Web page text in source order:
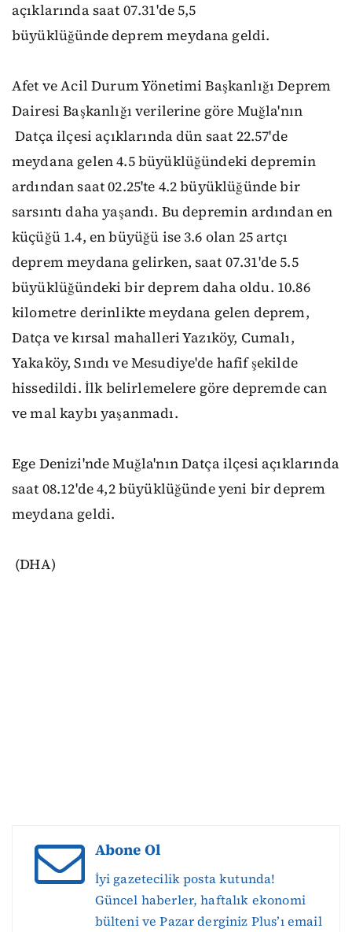
açıklarında saat 07.31'de 5,5
büyüklüğünde deprem meydana geldi.
Afet ve Acil Durum Yönetimi Başkanlığı Deprem
Dairesi Başkanlığı verilerine göre Muğla'nın
Datça ilçesi açıklarında dün saat 22.57'de
meydana gelen 4.5 büyüklüğündeki depremin
ardından saat 02.25'te 4.2 büyüklüğünde bir
sarsıntı daha yaşandı. Bu depremin ardından en
küçüğü 1.4, en büyüğü ise 3.6 olan 25 artçı
deprem meydana gelirken, saat 07.31'de 5.5
büyüklüğündeki bir deprem daha oldu. 10.86
kilometre derinlikte meydana gelen deprem,
Datça ve kırsal mahalleri Yazıköy, Cumalı,
Yakaköy, Sındı ve Mesudiye'de hafif şekilde
hissedildi. İlk belirlemelere göre depremde can
ve mal kaybı yaşanmadı.
Ege Denizi'nde Muğla'nın Datça ilçesi açıklarında
saat 08.12'de 4,2 büyüklüğünde yeni bir deprem
meydana geldi.
(DHA)
Abone Ol
İyi gazetecilik posta kutunda!
Güncel haberler, haftalık ekonomi
bülteni ve Pazar derginiz Plus’ı email